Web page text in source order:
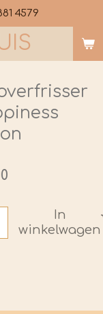
4579
In
winkelwagen